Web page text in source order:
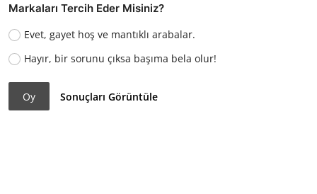
Markaları Tercih Eder Misiniz?
Evet, gayet hoş ve mantıklı arabalar.
Hayır, bir sorunu çıksa başıma bela olur!
Oy Sonuçları Görüntüle